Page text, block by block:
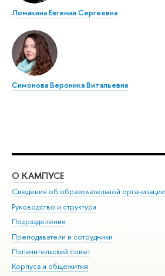
Ломакина Евгения Сергеевна
Симонова Вероника Витальевна
О КАМПУСЕ
Сведения об образовательной организации
Руководство и структура
Подразделения
Преподаватели и сотрудники
Попечительский совет
Корпуса и общежития